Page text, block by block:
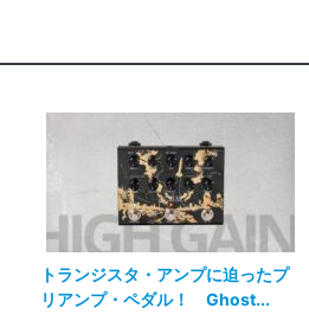
トランジスタ・アンプに迫ったプ
リアンプ・ペダル！ Ghost...